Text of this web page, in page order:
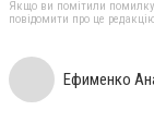
Якщо ви помітили помилку,
повідомити про це
Ефименко